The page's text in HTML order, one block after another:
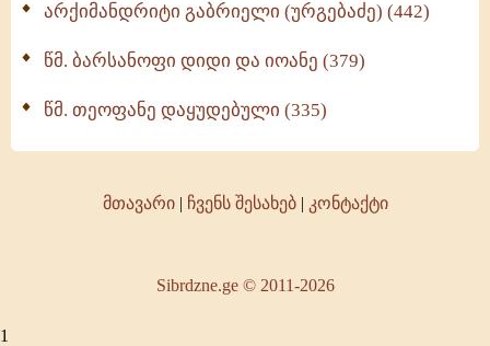
არქიმანდრიტი გაბრიელი (ურგებაძე) (442)
წმ. ბარსანოფი დიდი და იოანე (379)
წმ. თეოფანე დაყუდებული (335)
მთავარი| ჩვენს შესახებ| კონტაქტი
Sibrdzne.ge © 2011-2026
1